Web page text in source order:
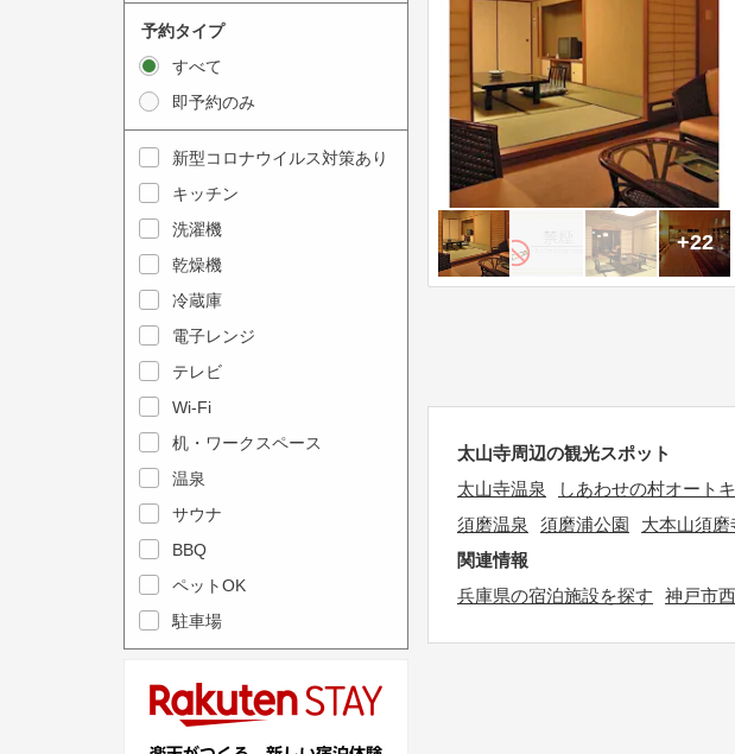
t
h
c
a
l
n
d
a
r
a
n
s
e
l
c
w
i
t
h
t
h
c
a
l
e
n
d
r
a
n
s
e
e
予約タイプ
すべて
即予約のみ
新型コロナウイルス対策あり
キッチン
洗濯機
乾燥機
冷蔵庫
電子レンジ
テレビ
Wi-Fi
机・ワークスペース
温泉
サウナ
BBQ
ペットOK
駐車場
+22
太山寺周辺の観光スポット
太山寺温泉
しあわせの村オート
須磨温泉
須磨浦公園 大本山須磨
関連情報
兵庫県の宿泊施設を探す
神戸市